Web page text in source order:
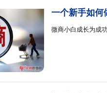
一个新手如何
微商小白成长为成